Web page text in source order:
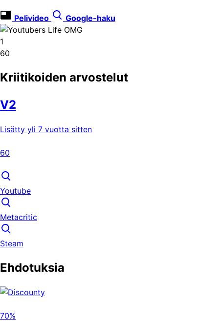
Pelivideo Google-haku
1
60
Kriitikoiden arvostelut
V2
Lisätty yli 7 vuotta sitten
60
Youtube
Metacritic
Steam
Ehdotuksia
70%